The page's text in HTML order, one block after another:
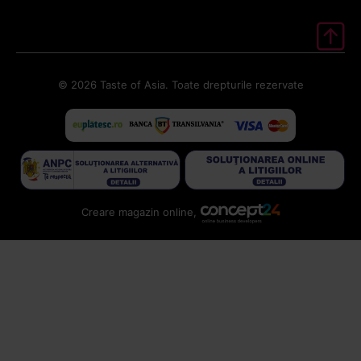
© 2026 Taste of Asia. Toate drepturile rezervate
Creare magazin online,